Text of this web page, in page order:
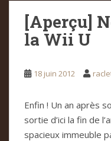
[Aperçu]
la Wii U
18 juin 2012
Enfin ! Un an après
sortie d’ici la fin de
spacieux immeuble